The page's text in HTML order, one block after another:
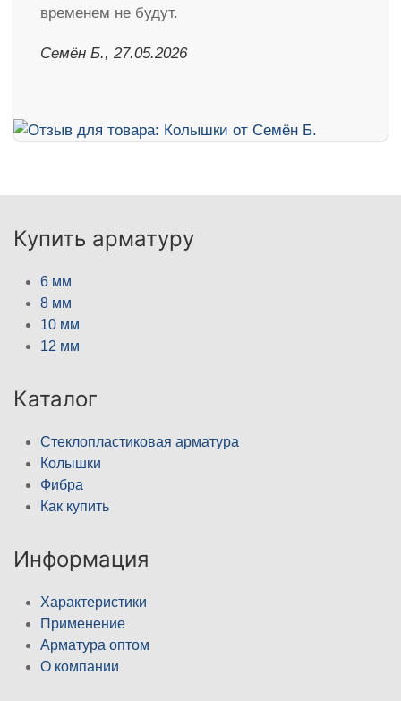
временем не будут.
Семён Б., 27.05.2026
Купить арматуру
6 мм
8 мм
10 мм
12 мм
Каталог
Стеклопластиковая арматура
Колышки
Фибра
Как купить
Информация
Характеристики
Применение
Арматура оптом
О компании